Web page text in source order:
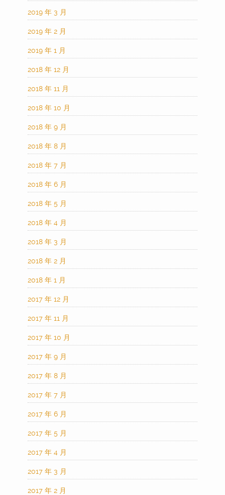
2019 年 3 月
2019 年 2 月
2019 年 1 月
2018 年 12 月
2018 年 11 月
2018 年 10 月
2018 年 9 月
2018 年 8 月
2018 年 7 月
2018 年 6 月
2018 年 5 月
2018 年 4 月
2018 年 3 月
2018 年 2 月
2018 年 1 月
2017 年 12 月
2017 年 11 月
2017 年 10 月
2017 年 9 月
2017 年 8 月
2017 年 7 月
2017 年 6 月
2017 年 5 月
2017 年 4 月
2017 年 3 月
2017 年 2 月